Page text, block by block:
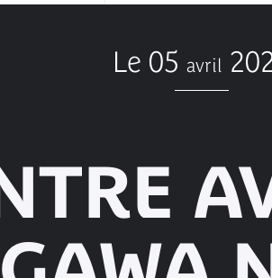
Le 05 avril